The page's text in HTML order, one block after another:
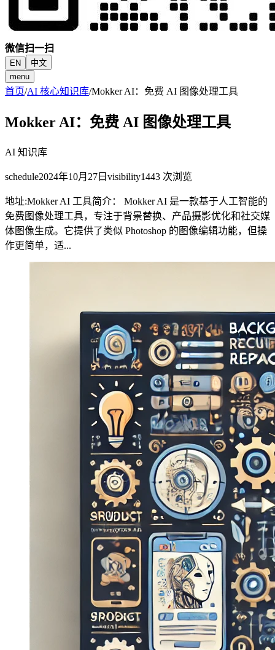
微信扫一扫
EN
中文
menu
首页/AI 核心知识库/Mokker AI：免费 AI 图像处理工具
Mokker AI：免费 AI 图像处理工具
AI 知识库
schedule2024年10月27日 visibility1443 次浏览
地址:Mokker AI 工具简介： Mokker AI 是一款基于人工智能的
免费图像处理工具，专注于背景替换、产品摄影优化和社交媒
体图像生成。它提供了类似 Photoshop 的图像编辑功能，但操
作更简单，适...